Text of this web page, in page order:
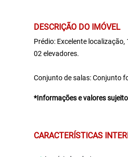
DESCRIÇÃO DO IMÓVEL
Prédio: Excelente
02 elevadores.
Conjunto de salas: Conjunto
*Informações e valores
CARACTERÍSTICAS